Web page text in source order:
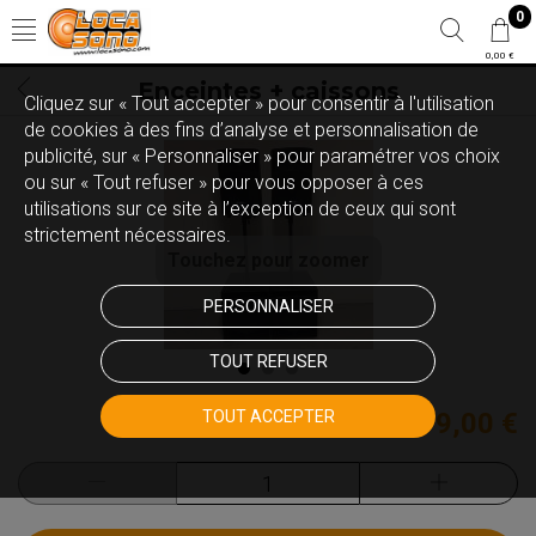
0
0,00 €
Enceintes + caissons
299,00 €
Cliquez sur « Tout accepter » pour consentir à l'utilisation
de cookies à des fins d’analyse et personnalisation de
publicité, sur « Personnaliser » pour paramétrer vos choix
ou sur « Tout refuser » pour vous opposer à ces
utilisations sur ce site à l’exception de ceux qui sont
strictement nécessaires.
PERSONNALISER
TOUT REFUSER
TOUT ACCEPTER